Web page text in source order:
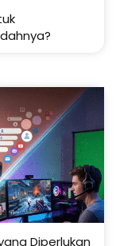
Diperlukan